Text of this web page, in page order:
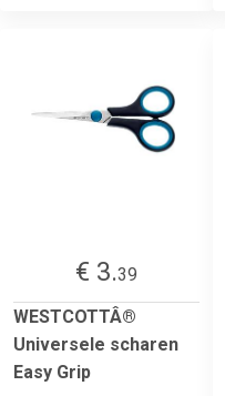
€ 3.39
WESTCOTTÂ®
Universele scharen
Easy Grip